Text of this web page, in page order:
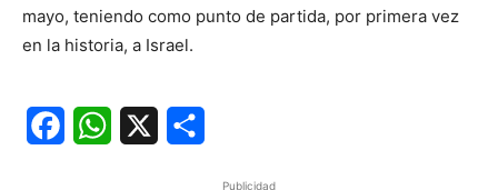
mayo, teniendo como punto de partida, por primera vez
en la historia, a Israel.
FacebookWhatsApp
Publicidad